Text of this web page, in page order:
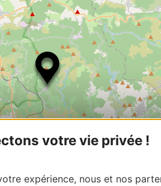
votre vie privée !
expérience, nous et nos